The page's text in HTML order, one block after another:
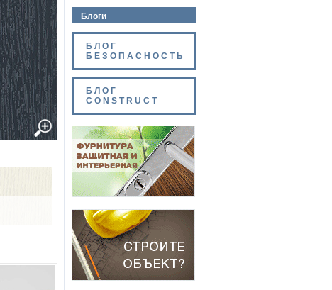
Блоги
БЛОГ
БЕЗОПАСНОСТЬ
БЛОГ
CONSTRUCT